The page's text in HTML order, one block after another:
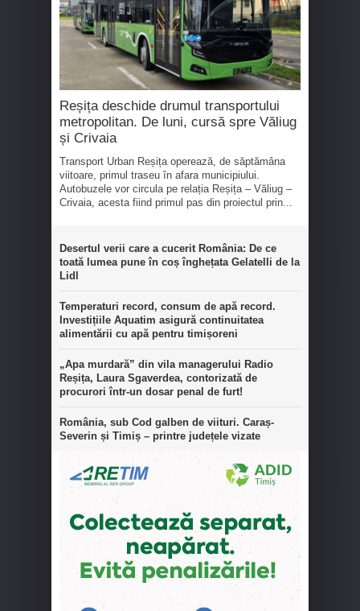
Reșița deschide drumul transportului
metropolitan. De luni, cursă spre Văliug
și Crivaia
Transport Urban Reșița operează, de săptămâna
viitoare, primul traseu în afara municipiului.
Autobuzele vor circula pe relația Reșița – Văliug –
Crivaia, acesta fiind primul pas din proiectul prin...
Desertul verii care a cucerit România: De ce
toată lumea pune în coș înghețata Gelatelli de la
Lidl
Temperaturi record, consum de apă record.
Investițiile Aquatim asigură continuitatea
alimentării cu apă pentru timișoreni
„Apa murdară” din vila managerului Radio
Reșița, Laura Sgaverdea, contorizată de
procurori într-un dosar penal de furt!
România, sub Cod galben de viituri. Caraș-
Severin și Timiș – printre județele vizate